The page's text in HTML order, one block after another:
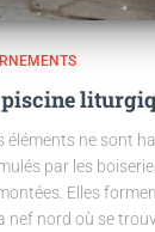
éléments ne sont
par les
Elles
nef nord où se